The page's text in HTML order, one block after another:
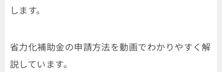
します。
省力化補助金の申請方法を動画でわかりやすく解
説しています。